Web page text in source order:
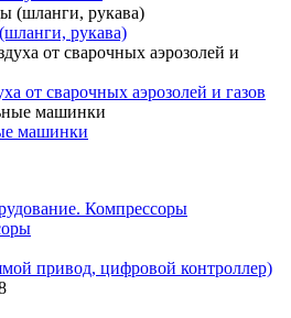
рукава)
от сварочных аэрозолей и газов
машинки
Компрессоры
привод, цифровой контроллер)